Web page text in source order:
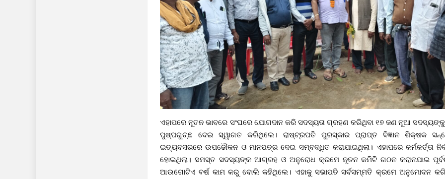
ଏହାପରେ ନୂତନ ଭାବରେ ସଂଘରେ ଯୋଗଦାନ କରି ସଦସ୍ୟତା ଗ୍ରହଣ କରିଥିବା ୧୭ ଜଣ ନୂଆ
ପୁଷ୍ପଗୁଚ୍ଛ ଦେଇ ସ୍ୱାଗତ କରିଥିଲେ। ରାଷ୍ଟ୍ରପତି ପୁରସ୍କାର ପ୍ରାପ୍ତ ବିଜ୍ଞାନ ଶିକ୍ଷକ
ଇତ୍ୟବସରରେ ଉପଢୌକନ ଓ ମାନପତ୍ର ଦେଇ ସମ୍ବଦ୍ଧିତ କରାଯାଇଥିଲା। ଏହାପରେ କର୍ମକର୍ତ୍ତା
ହୋଇଥିଲା। ସମସ୍ତ ସଦସ୍ୟଙ୍କ ଆଗ୍ରହ ଓ ଅନୁରୋଧ କ୍ରମେ ନୂତନ କମିଟି ଗଠନ କରାନଯାଇ
ଆଉଗୋଟିଏ ବର୍ଷ କାମ କରୁ ବୋଲି କହିଥିଲେ। ଏହାକୁ ସଭାପତି ସର୍ବସମ୍ମତି କ୍ରମେ ଅନୁମୋଦନ